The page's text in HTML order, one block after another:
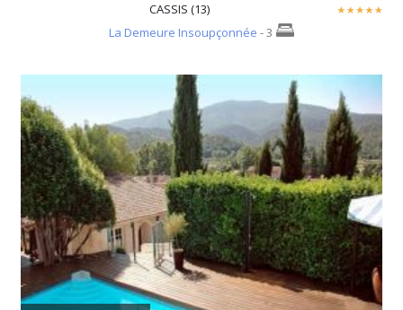
CASSIS (13)
La Demeure Insoupçonnée - 3